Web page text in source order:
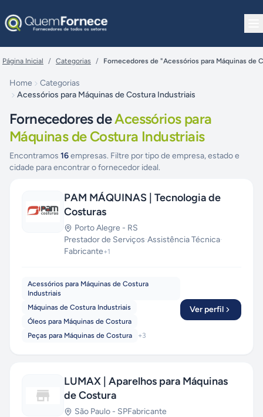
Página Inicial / Categorias / Fornecedores de "Acessórios para Máquinas de
Home
Categorias
Acessórios para Máquinas de Costura Industriais
Fornecedores deAcessórios para
Máquinas de Costura Industriais
Encontramos 16empresas. Filtre por tipo de empresa, estado e
cidade para encontrar o fornecedor ideal.
PAM MÁQUINAS | Tecnologia de
Costuras
Porto Alegre - RS
Prestador de Serviços·Assistência Técnica·
Fabricante+1
Acessórios para Máquinas de Costura
Industriais
Máquinas de Costura Industriais
Óleos para Máquinas de Costura
Peças para Máquinas de Costura
+3
Ver perfil
LUMAX | Aparelhos para Máquinas
de Costura
São Paulo - SPFabricante